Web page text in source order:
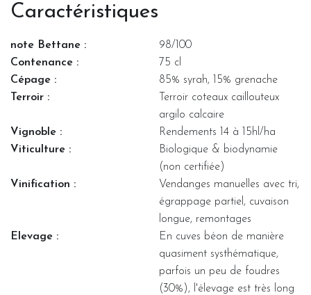
Caractéristiques
note Bettane :
98/100
Contenance :
75 cl
Cépage :
85% syrah, 15% grenache
Terroir :
Terroir coteaux caillouteux
argilo calcaire
Vignoble :
Rendements 14 à 15hl/ha
Viticulture :
Biologique & biodynamie
(non certifiée)
Vinification :
Vendanges manuelles avec tri,
égrappage partiel, cuvaison
longue, remontages
Elevage :
En cuves béon de manière
quasiment systhématique,
parfois un peu de foudres
(30%), l'élevage est très long